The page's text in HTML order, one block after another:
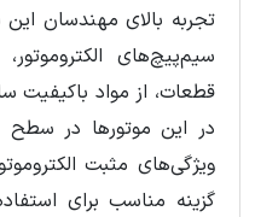
تجربه بالای مهندسان
سیم‌پیچ‌های
قطعات، از مواد باکیفیت
در این موتورها در سطح
ویژگی‌های مثبت
گزینه مناسب برای